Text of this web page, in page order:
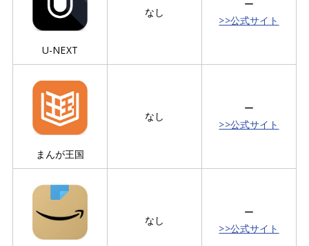
U-NEXT
なし
ー
>>公式サイト
まんが王国
なし
ー
>>公式サイト
なし
ー
>>公式サイト